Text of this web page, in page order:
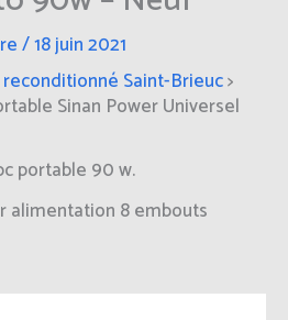
/18 juin 2021
Saint-Brieuc>
Sinan Power Universel
portable 90 w.
alimentation 8 embouts